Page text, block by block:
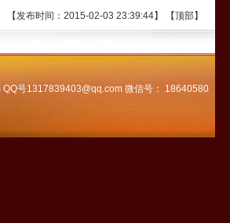
【发布时间：2015-02-03 23:39:44】 【顶部】
号1317839403@qq.com 微信号： 18640580